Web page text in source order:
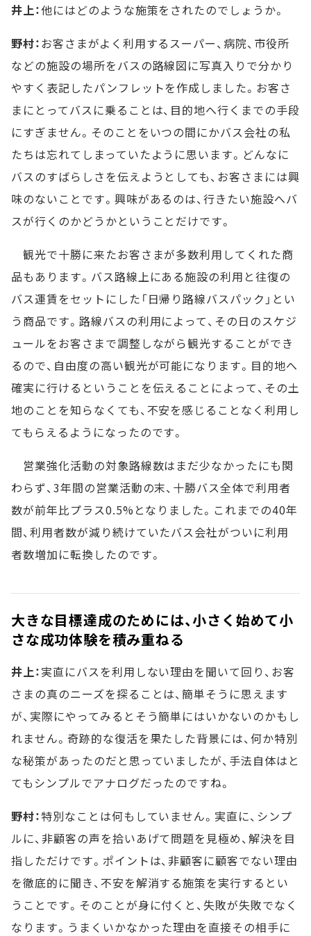
井上：他にはどのような施策をされたのでしょうか。
野村：お客さまがよく利用するスーパー、病院、市役所
などの施設の場所をバスの路線図に写真入りで分かり
やすく表記したパンフレットを作成しました。お客さ
まにとってバスに乗ることは、目的地へ行くまでの手段
にすぎません。そのことをいつの間にかバス会社の私
たちは忘れてしまっていたように思います。どんなに
バスのすばらしさを伝えようとしても、お客さまには興
味のないことです。興味があるのは、行きたい施設へバ
スが行くのかどうかということだけです。
観光で十勝に来たお客さまが多数利用してくれた商
品もあります。バス路線上にある施設の利用と往復の
バス運賃をセットにした「日帰り路線バスパック」とい
う商品です。路線バスの利用によって、その日のスケジ
ュールをお客さまで調整しながら観光することができ
るので、自由度の高い観光が可能になります。目的地へ
確実に行けるということを伝えることによって、その土
地のことを知らなくても、不安を感じることなく利用し
てもらえるようになったのです。
営業強化活動の対象路線数はまだ少なかったにも関
わらず、3年間の営業活動の末、十勝バス全体で利用者
数が前年比プラス0.5%となりました。これまでの40年
間、利用者数が減り続けていたバス会社がついに利用
者数増加に転換したのです。
大きな目標達成のためには、小さく始めて小
さな成功体験を積み重ねる
井上：実直にバスを利用しない理由を聞いて回り、お客
さまの真のニーズを探ることは、簡単そうに思えます
が、実際にやってみるとそう簡単にはいかないのかもし
れません。奇跡的な復活を果たした背景には、何か特別
な秘策があったのだと思っていましたが、手法自体はと
てもシンプルでアナログだったのですね。
野村：特別なことは何もしていません。実直に、シンプ
ルに、非顧客の声を拾いあげて問題を見極め、解決を目
指しただけです。ポイントは、非顧客に顧客でない理由
を徹底的に聞き、不安を解消する施策を実行するとい
うことです。そのことが身に付くと、失敗が失敗でなく
なります。うまくいかなかった理由を直接その相手に